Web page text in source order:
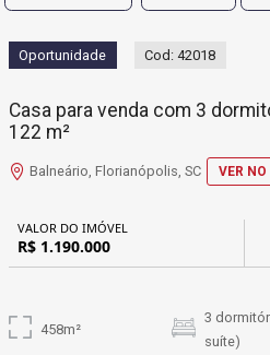
Oportunidade Cod: 42018
Casa para venda com 3
122 m²
Balneário, Florianópolis, SC VER
VALOR DO IMÓVEL
R$ 1.190.000
458m²
3
suíte)